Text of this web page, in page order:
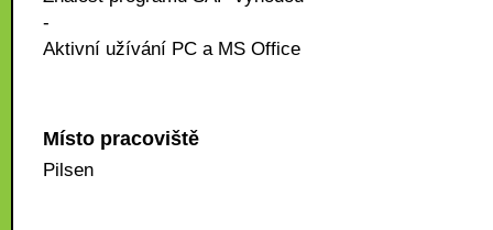
-
Aktivní užívání PC a MS Office
Místo pracoviště
Pilsen